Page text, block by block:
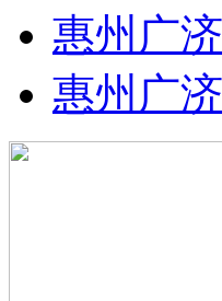
惠州广
惠州广